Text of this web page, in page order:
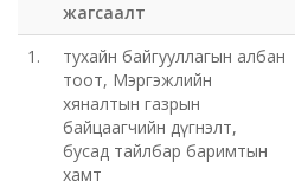
жагсаалт
1.
тухайн байгууллагын албан
тоот, Мэргэжлийн
хяналтын газрын
байцаагчийн дүгнэлт,
бусад тайлбар баримтын
хамт